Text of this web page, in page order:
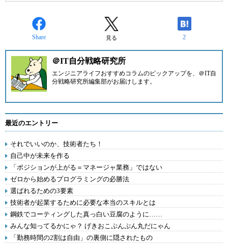
Share 見る 2
＠IT自分戦略研究所
エンジニアライフおすすめコラムのピックアップを、 ＠IT自
分戦略研究所編集部がお届けします。
最近のエントリー
それでいいのか、技術者たち！
自己中が未来を作る
「ポジションが上がる＝マネージャ業務」ではない
ゼロから始めるプログラミングの必勝法
選ばれるための3要素
技術者が起業するために必要な本当のスキルとは
鋼鉄でコーティングした真っ白い豆腐のように……
みんな知ってるかにゃ？ げきおこぷんぷん丸だにゃん
「勤務時間の2割は自由」の裏側に隠されたもの